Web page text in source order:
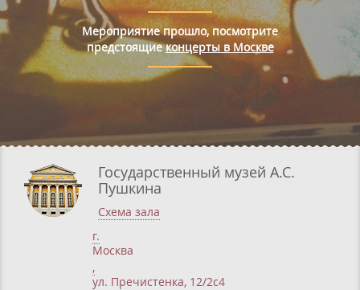
Государственный музей А.С.
Пушкина
Схема зала
г.
Москва
,
ул. Пречистенка, 12/2c4
Мероприятие прошло, посмотрите
предстоящиеконцерты в Москве